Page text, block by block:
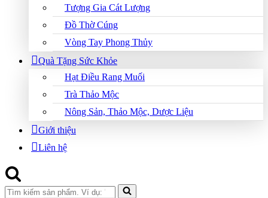
Tượng Gia Cát Lượng
Đồ Thờ Cúng
Vòng Tay Phong Thủy
Quà Tặng Sức Khỏe
Hạt Điều Rang Muối
Trà Thảo Mộc
Nông Sản, Thảo Mộc, Dược Liệu
Giới thiệu
Liên hệ
Search